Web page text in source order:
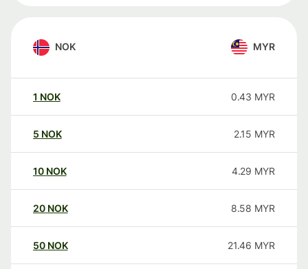
NOK MYR
1 NOK 0.43 MYR
5 NOK 2.15 MYR
10 NOK 4.29 MYR
20 NOK 8.58 MYR
50 NOK 21.46 MYR